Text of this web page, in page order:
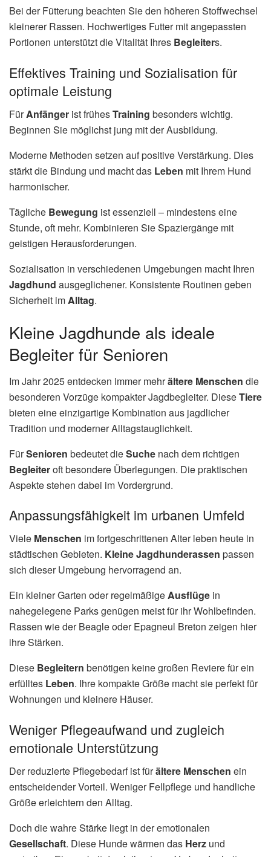
Bei der Fütterung beachten Sie den höheren Stoffwechsel
kleinerer Rassen. Hochwertiges Futter mit angepassten
Portionen unterstützt die Vitalität Ihres Begleiters.
Effektives Training und Sozialisation für
optimale Leistung
FürAnfänger ist frühesTraining besonders wichtig.
Beginnen Sie möglichst jung mit der Ausbildung.
Moderne Methoden setzen auf positive Verstärkung. Dies
stärkt die Bindung und macht das Leben mit Ihrem Hund
harmonischer.
Tägliche Bewegung ist essenziell – mindestens eine
Stunde, oft mehr. Kombinieren Sie Spaziergänge mit
geistigen Herausforderungen.
Sozialisation in verschiedenen Umgebungen macht Ihren
Jagdhund ausgeglichener. Konsistente Routinen geben
Sicherheit im Alltag.
Kleine Jagdhunde als ideale
Begleiter für Senioren
Im Jahr 2025 entdecken immer mehrältere Menschen die
besonderen Vorzüge kompakter Jagdbegleiter. DieseTiere
bieten eine einzigartige Kombination aus jagdlicher
Tradition und moderner Alltagstauglichkeit.
FürSenioren bedeutet dieSuche nach dem richtigen
Begleiteroft besondere Überlegungen. Die praktischen
Aspekte stehen dabei im Vordergrund.
Anpassungsfähigkeit im urbanen Umfeld
Viele Menschen im fortgeschrittenen Alter leben heute in
städtischen Gebieten. Kleine Jagdhunderassen passen
sich dieser Umgebung hervorragend an.
Ein kleiner Garten oder regelmäßigeAusflüge in
nahegelegene Parks genügen meist für ihr Wohlbefinden.
Rassen wie der Beagle oder Epagneul Breton zeigen hier
ihre Stärken.
Diese Begleitern benötigen keine großen Reviere für ein
erfülltes Leben. Ihre kompakte Größe macht sie perfekt für
Wohnungen und kleinere Häuser.
Weniger Pflegeaufwand und zugleich
emotionale Unterstützung
Der reduzierte Pflegebedarf ist fürältere Menschen ein
entscheidender Vorteil. Weniger Fellpflege und handliche
Größe erleichtern den Alltag.
Doch die wahre Stärke liegt in der emotionalen
Gesellschaft. Diese Hunde wärmen das Herz und